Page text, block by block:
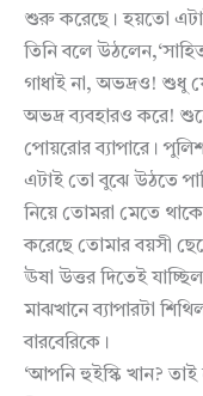
শুরু করেছে। হয়তো
তিনি বলে
গাধাই না, অভদ্রও! শুধু
অভদ্র ব্যবহারও করে!
পোয়রোর ব্যাপারে।
এটাই তো বুঝে উঠতে
নিয়ে তোমরা মেতে
করেছে তোমার বয়সী
ঊষা উত্তর দিতেই
মাঝখানে ব্যাপারটা
বারবেরিকে।
‘আপনি হুইস্কি খান? তাই